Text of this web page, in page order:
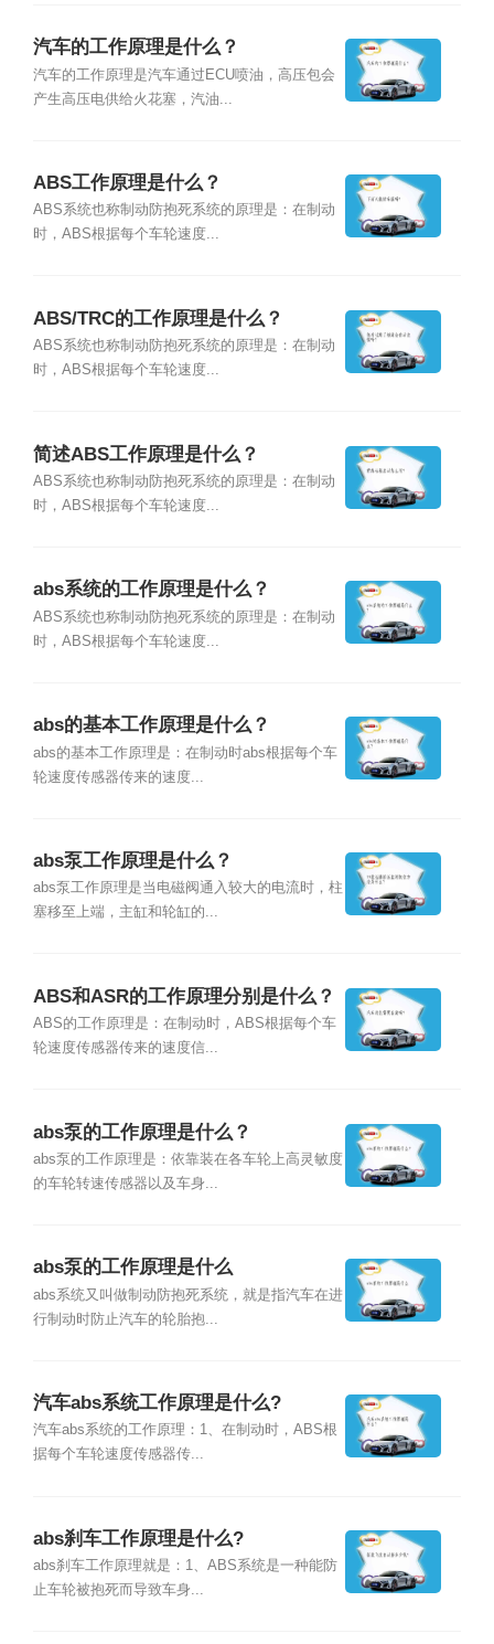
汽车的工作原理是什么？
汽车的工作原理是汽车通过ECU喷油，高压包会
产生高压电供给火花塞，汽油...
ABS工作原理是什么？
ABS系统也称制动防抱死系统的原理是：在制动
时，ABS根据每个车轮速度...
ABS/TRC的工作原理是什么？
ABS系统也称制动防抱死系统的原理是：在制动
时，ABS根据每个车轮速度...
简述ABS工作原理是什么？
ABS系统也称制动防抱死系统的原理是：在制动
时，ABS根据每个车轮速度...
abs系统的工作原理是什么？
ABS系统也称制动防抱死系统的原理是：在制动
时，ABS根据每个车轮速度...
abs的基本工作原理是什么？
abs的基本工作原理是：在制动时abs根据每个车
轮速度传感器传来的速度...
abs泵工作原理是什么？
abs泵工作原理是当电磁阀通入较大的电流时，柱
塞移至上端，主缸和轮缸的...
ABS和ASR的工作原理分别是什么？
ABS的工作原理是：在制动时，ABS根据每个车
轮速度传感器传来的速度信...
abs泵的工作原理是什么？
abs泵的工作原理是：依靠装在各车轮上高灵敏度
的车轮转速传感器以及车身...
abs泵的工作原理是什么
abs系统又叫做制动防抱死系统，就是指汽车在进
行制动时防止汽车的轮胎抱...
汽车abs系统工作原理是什么?
汽车abs系统的工作原理：1、在制动时，ABS根
据每个车轮速度传感器传...
abs刹车工作原理是什么?
abs刹车工作原理就是：1、ABS系统是一种能防
止车轮被抱死而导致车身...